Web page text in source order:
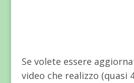
Se volete essere
video che realizzo (quasi